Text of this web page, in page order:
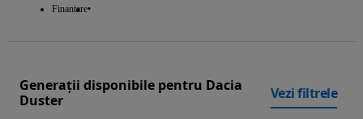
Finantare
Generații disponibile pentru Dacia
Duster
Vezi filtrele